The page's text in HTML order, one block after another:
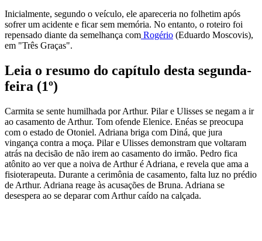
Inicialmente, segundo o veículo, ele apareceria no folhetim após
sofrer um acidente e ficar sem memória. No entanto, o roteiro foi
repensado diante da semelhança com Rogério (Eduardo Moscovis),
em "Três Graças".
Leia o resumo do capítulo desta segunda-
feira (1º)
Carmita se sente humilhada por Arthur. Pilar e Ulisses se negam a ir
ao casamento de Arthur. Tom ofende Elenice. Enéas se preocupa
com o estado de Otoniel. Adriana briga com Diná, que jura
vingança contra a moça. Pilar e Ulisses demonstram que voltaram
atrás na decisão de não irem ao casamento do irmão. Pedro fica
atônito ao ver que a noiva de Arthur é Adriana, e revela que ama a
fisioterapeuta. Durante a cerimônia de casamento, falta luz no prédio
de Arthur. Adriana reage às acusações de Bruna. Adriana se
desespera ao se deparar com Arthur caído na calçada.